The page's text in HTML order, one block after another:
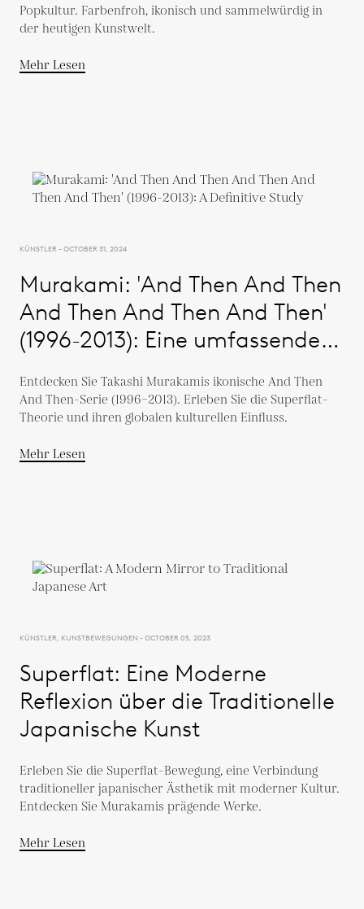
Popkultur. Farbenfroh, ikonisch und sammelwürdig in
der heutigen Kunstwelt.
Mehr Lesen
KÜNSTLER - OCTOBER 31, 2024
Murakami: 'And Then And Then
And Then And Then And Then'
(1996-2013): Eine umfassende
Entdecken Sie Takashi Murakamis ikonische And Then
And Then-Serie (1996–2013). Erleben Sie die Superflat-
Theorie und ihren globalen kulturellen Einfluss.
Mehr Lesen
KÜNSTLER, KUNSTBEWEGUNGEN - OCTOBER 05, 2023
Superflat: Eine Moderne
Reflexion über die Traditionelle
Japanische Kunst
Erleben Sie die Superflat-Bewegung, eine Verbindung
traditioneller japanischer Ästhetik mit moderner Kultur.
Entdecken Sie Murakamis prägende Werke.
Mehr Lesen